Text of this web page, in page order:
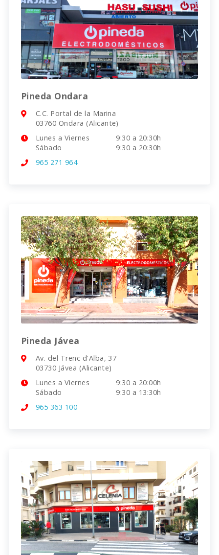
Pineda Ondara
C.C. Portal de la Marina
03760 Ondara (Alicante)
Lunes a Viernes
9:30 a 20:30h
Sábado
9:30 a 20:30h
965 271 964
Pineda Jávea
Av. del Trenc d'Alba, 37
03730 Jávea (Alicante)
Lunes a Viernes
9:30 a 20:00h
Sábado
9:30 a 13:30h
965 363 100